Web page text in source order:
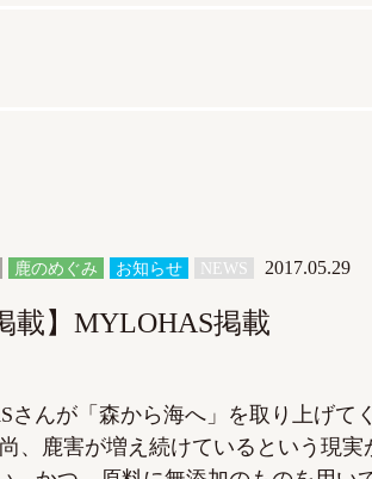
鹿のめぐみ お知らせ NEWS 2017.05.29
載】MYLOHAS掲載
さんが「森から海へ」を取り上げて
、鹿害が増え続けているという現実